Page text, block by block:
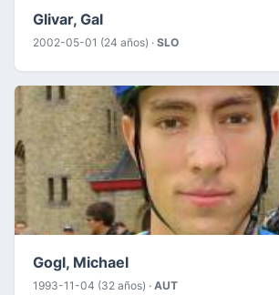
Glivar, Gal
2002-05-01 (24 años) · SLO
Gogl, Michael
1993-11-04 (32 años) · AUT